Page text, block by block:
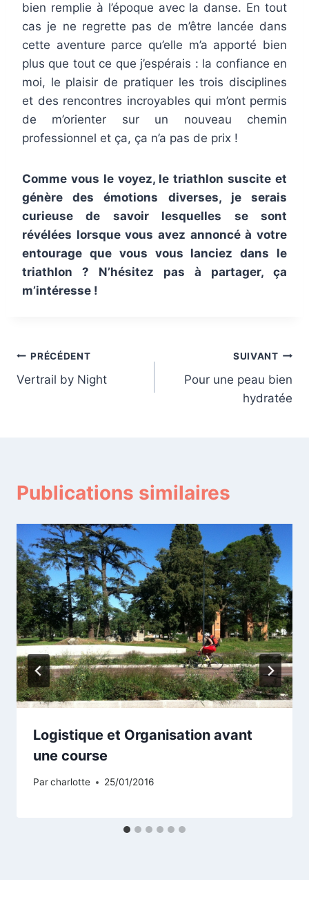
bien remplie à l’époque avec la danse. En tout
cas je ne regrette pas de m’être lancée dans
cette aventure parce qu’elle m’a apporté bien
plus que tout ce que j’espérais : la confiance en
moi, le plaisir de pratiquer les trois disciplines
et des rencontres incroyables qui m’ont permis
de m’orienter sur un nouveau chemin
professionnel et ça, ça n’a pas de prix !
Comme vous le voyez, le triathlon suscite et
génère des émotions diverses, je serais
curieuse de savoir lesquelles se sont
révélées lorsque vous avez annoncé à votre
entourage que vous vous lanciez dans le
triathlon ? N’hésitez pas à partager, ça
m’intéresse !
Navigation
de
PRÉCÉDENT
Vertrail by Night
SUIVANT
Pour une peau bien
hydratée
Publications similaires
Logistique et Organisation avant
une course
Parcharlotte 25/01/2016